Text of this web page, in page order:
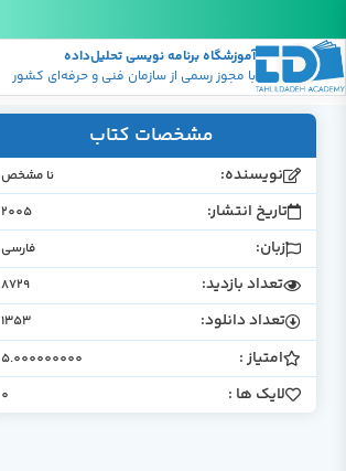
آموزشگاه برنامه نویسی تحلیل‌داده
با مجوز رسمی از سازمان فنی و حرفه‌ای کشور
مشخصات کتاب
نویسنده: نا مشخص
تاریخ انتشار: 2005
زبان: فارسی
تعداد بازدید: 8729
تعداد دانلود: 1353
امتیاز : 5.000000000
لایک ها : 0